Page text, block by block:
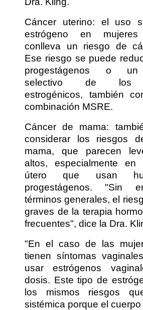
Cáncer uterino: el uso
estrógeno en
conlleva un riesgo de
Ese riesgo se puede
progestágenos o un
selectivo de los
estrogénicos, también
combinación MSRE.
Cáncer de mama:
considerar los riesgos
mama, que parecen
altos, especialmente en
útero que usan
progestágenos. "Sin
términos generales, el
graves de la terapia
frecuentes", dice la Dra.
"En el caso de las
tienen síntomas
usar estrógenos
dosis. Este tipo de
los mismos riesgos
sistémica porque el